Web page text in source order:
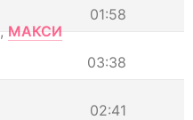
01:58
, МАКСИ
03:38
02:41